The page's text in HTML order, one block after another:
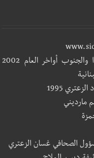
أول صحيفة اليكترونية صدرت في صيدا والجنوب أواخر العام 2002
1995
مارديني
الصحافي غسان الزعتري